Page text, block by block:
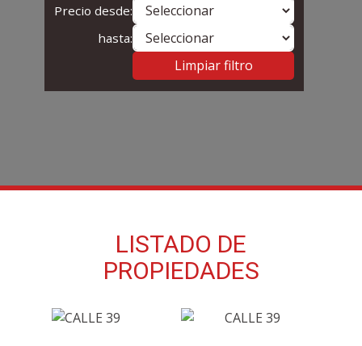
Precio desde:
hasta:
Limpiar filtro
LISTADO DE
PROPIEDADES